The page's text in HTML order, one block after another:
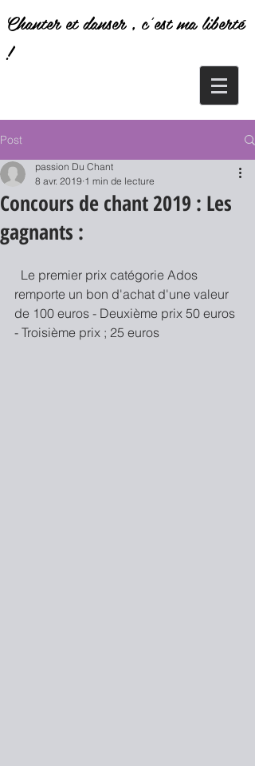
Chanter et danser , c'est ma liberté
!
Post
Concours de chant 2019 : Les
gagnants :
passion Du Chant
8 avr. 2019 1 min de lecture
remporte un bon d'achat d'une valeur
de 100 euros - Deuxième prix 50 euros
- Troisième prix ; 25 euros